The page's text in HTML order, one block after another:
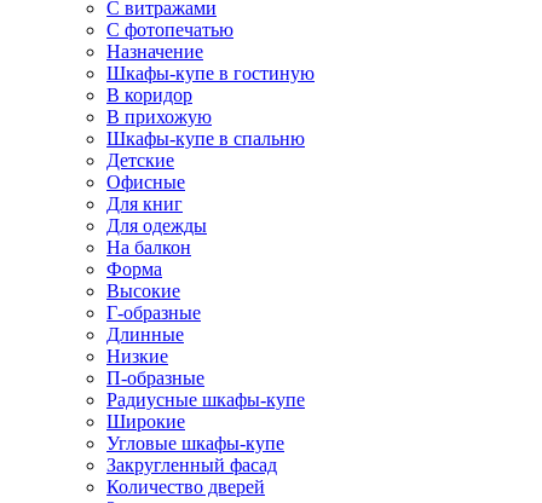
С витражами
С фотопечатью
Назначение
Шкафы-купе в гостиную
В коридор
В прихожую
Шкафы-купе в спальню
Детские
Офисные
Для книг
Для одежды
На балкон
Форма
Высокие
Г-образные
Длинные
Низкие
П-образные
Радиусные шкафы-купе
Широкие
Угловые шкафы-купе
Закругленный фасад
Количество дверей